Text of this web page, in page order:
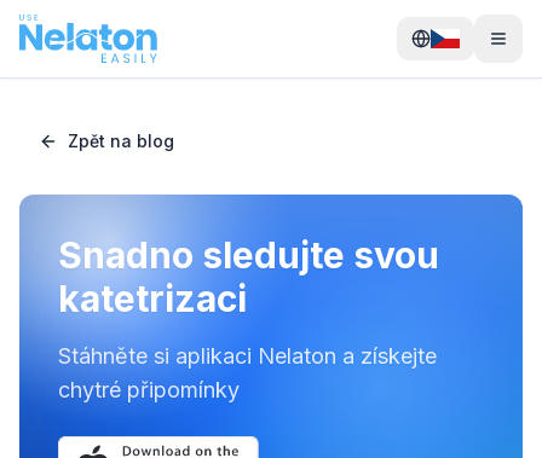
Zpět na blog
Snadno sledujte svou
katetrizaci
Stáhněte si aplikaci Nelaton a získejte
chytré připomínky